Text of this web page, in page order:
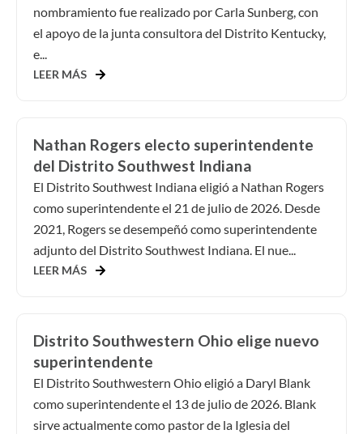
nombramiento fue realizado por Carla Sunberg, con
el apoyo de la junta consultora del Distrito Kentucky,
e...
LEER MÁS
Nathan Rogers electo superintendente
del Distrito Southwest Indiana
El Distrito Southwest Indiana eligió a Nathan Rogers
como superintendente el 21 de julio de 2026. Desde
2021, Rogers se desempeñó como superintendente
adjunto del Distrito Southwest Indiana. El nue...
LEER MÁS
Distrito Southwestern Ohio elige nuevo
superintendente
El Distrito Southwestern Ohio eligió a Daryl Blank
como superintendente el 13 de julio de 2026. Blank
sirve actualmente como pastor de la Iglesia del